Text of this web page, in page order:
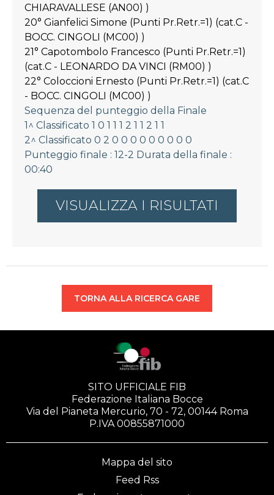
CHIARAVALLESE (AN00) )
20° Gianfelici Simone (Punti Pr.Retr.=1) (cat.C -
BOCC. CINGOLI (MC00) )
21° Capotombolo Francesco (Punti Pr.Retr.=1)
(cat.C - LEONARDO DA VINCI (RM00) )
22° Coloccioni Ernesto (Punti Pr.Retr.=1) (cat.C
- BOCC. CINGOLI (MC00) )
Sequenza del punteggio della Finale
1^ Classificato 1 0 1 1 1 2 1 1 2 1 1
2^ Classificato 0 2 0 0 0 0 0 0 0 0 0
Punteggio finale : 12-2 Durata della finale :
00:40
VISUALIZZA I RISULTATI
TORNA ALLA RICERCA GARE
SITO UFFICIALE FIB
Federazione Italiana Bocce
Via del Pianeta Mercurio, 70 - 72, 00144 Roma
P.IVA 00855871000
Mappa del sito
Feed Rss